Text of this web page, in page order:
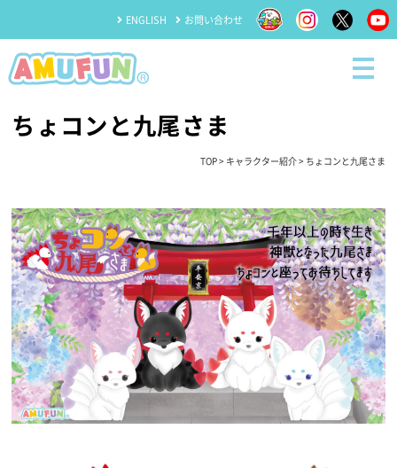
ENGLISH お問い合わせ
ちょコンと九尾さま
TOP> キャラクター紹介> ちょコンと九尾さま